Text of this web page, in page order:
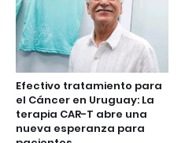
Efectivo tratamiento para
el Cáncer en Uruguay: La
terapia CAR-T abre una
nueva esperanza para